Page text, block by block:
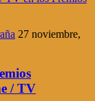
27 noviembre,
/ TV